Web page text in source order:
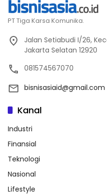
PT Tiga Karsa Komunika.
Jalan Setiabudi I/26,
Jakarta Selatan 12920
081574567070
bisnisasiaid@gmail.com
Kanal
Industri
Finansial
Teknologi
Nasional
Lifestyle